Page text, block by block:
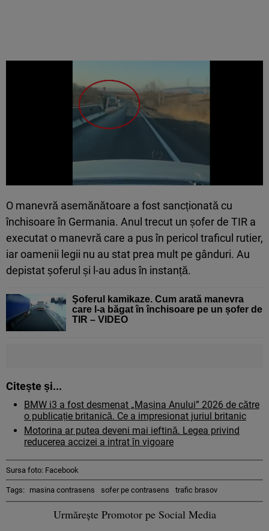
O manevră asemănătoare a fost sancționată cu
închisoare în Germania. Anul trecut un șofer de TIR a
executat o manevră care a pus în pericol traficul rutier,
iar oamenii legii nu au stat prea mult pe gânduri. Au
depistat șoferul și l-au adus în instanță.
Şoferul kamikaze. Cum arată manevra
care l-a băgat în închisoare pe un șofer de
TIR – VIDEO
Citește și...
BMW i3 a fost desmenat „Mașina Anului” 2026 de către
o publicație britanică. Ce a impresionat juriul britanic
Motorina ar putea deveni mai ieftină. Legea privind
reducerea accizei a intrat în vigoare
Sursa foto: Facebook
Tags: masina contrasens sofer pe contrasens trafic brasov
Urmărește Promotor pe Social Media